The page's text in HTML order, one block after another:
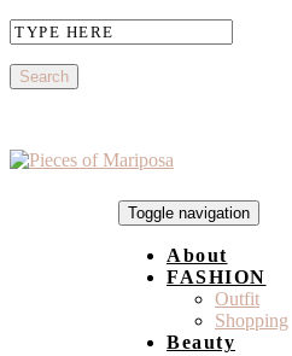
Toggle navigation
About
FASHION
Outfit
Shopping
Beauty